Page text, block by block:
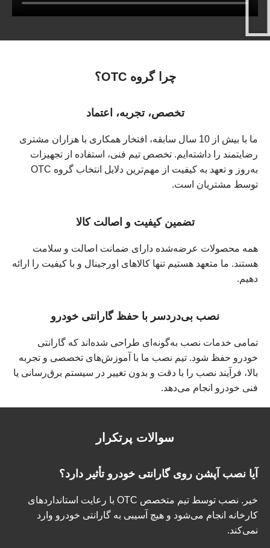
چرا گروه OTC؟
تخصص، تجربه، اعتماد
ما با بیش از 10 سال سابقه، افتخار همکاری با هزاران مشتری
رضایتمند را داشته‌ایم. تخصص تیم فنی، استفاده از تجهیزات
به‌روز و تعهد به کیفیت از مهم‌ترین دلایل انتخاب گروه OTC
توسط مشتریان است.
تضمین کیفیت و اصالت کالا
همه محصولات عرضه‌شده دارای ضمانت اصالت و سلامت
هستند. ما متعهد هستیم تنها کالاهای اورجینال و با کیفیت را ارائه
دهیم.
نصب بی‌دردسر با حفظ گارانتی خودرو
تمامی خدمات نصب به‌گونه‌ای طراحی شده‌اند که گارانتی
خودرو حفظ شود. تیم نصب ما با آموزش‌های تخصصی و تجربه
بالا، فرآیند نصب را با دقت و بدون تغییر در سیستم برق‌رسانی یا
فنی خودرو انجام می‌دهد.
سوالات پرتکرار
آیا نصب آپشن روی گارانتی خودرو تأثیر دارد؟
خیر. نصب توسط تیم متخصص OTC با رعایت استانداردهای
کارخانه انجام می‌شود و هیچ آسیبی به گارانتی خودرو وارد
نمی‌کند.